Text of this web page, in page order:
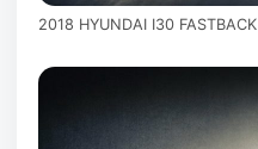
2018 HYUNDAI I30 FASTBACK